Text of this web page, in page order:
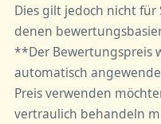
Dies gilt jedoch nicht
denen
**Der Bewertungspreis
automatisch
Preis verwenden
vertraulich behandeln